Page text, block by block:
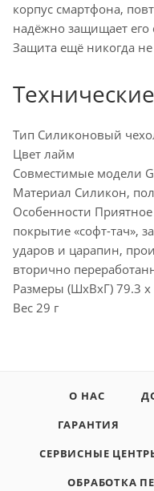
корпус смартфона,
надёжно защищает
Защита ещё никогда
Тип Силиконовый
Цвет лайм
Совместимые модели
Материал Силикон,
Особенности
покрытие «софт-тач»,
ударов и царапин,
вторично
Размеры (ШxВxГ) 79.3
Вес 29 г
О НАС
ГАРАНТИЯ
СЕРВИСНЫЕ
ОБРАБОТКА